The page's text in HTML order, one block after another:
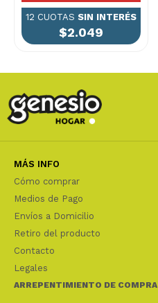
12 CUOTAS SIN INTERÉS
$2.049
MÁS INFO
Cómo comprar
Medios de Pago
Envíos a Domicilio
Retiro del producto
Contacto
Legales
ARREPENTIMIENTO DE COMPRA